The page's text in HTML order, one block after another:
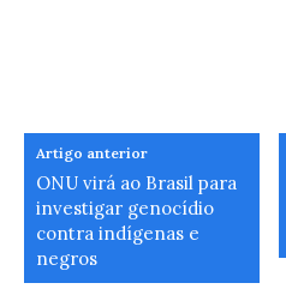
Artigo anterior
ONU virá ao Brasil para
investigar genocídio
contra indígenas e
negros